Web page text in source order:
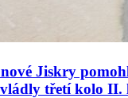
Jiskry
třetí kolo II.